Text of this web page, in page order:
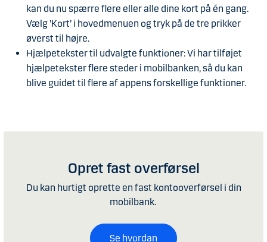
kan du nu spærre flere eller alle dine kort på én gang.
Vælg ’Kort’ i hovedmenuen og tryk på de tre prikker
øverst til højre.
Hjælpetekster til udvalgte funktioner: Vi har tilføjet
hjælpetekster flere steder i mobilbanken, så du kan
blive guidet til flere af appens forskellige funktioner.
Opret fast overførsel
Du kan hurtigt oprette en fast kontooverførsel i din
mobilbank.
Se hvordan